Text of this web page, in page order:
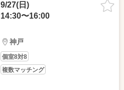
9/27(日)
14:30〜16:00
神戸
個室8対8
複数マッチング